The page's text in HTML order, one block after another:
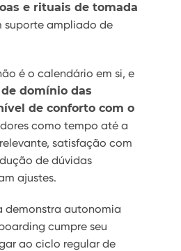
e rituais de tomada
suporte ampliado de
é o calendário em si, e
domínio das
de conforto com o
como tempo até a
satisfação com
de dúvidas
ajustes.
demonstra autonomia
cumpre seu
ao ciclo regular de